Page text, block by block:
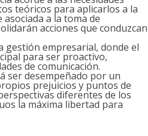
teóricos para aplicarlos a la
a la toma de
acciones que conduzcan
gestión empresarial, donde el
para ser proactivo,
de comunicación.
ser desempeñado por un
prejuicios y puntos de
diferentes de los
la máxima libertad para